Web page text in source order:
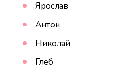
Ярослав
Антон
Николай
Глеб